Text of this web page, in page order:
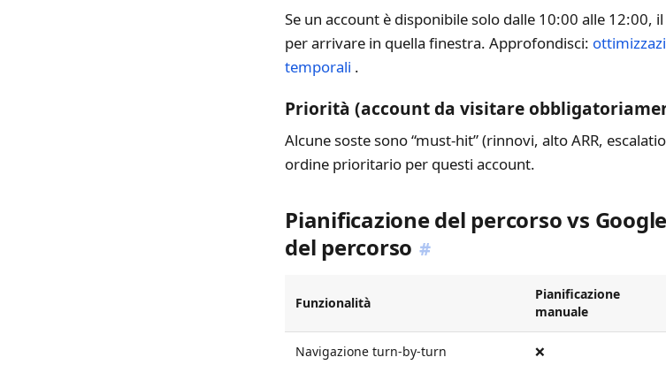
Se un account è disponibile solo dalle 10:00 alle 12:00,
per arrivare in quella finestra. Approfondisci:
temporali .
Priorità (account da visitare
Alcune soste sono “must-hit” (rinnovi, alto ARR,
ordine prioritario per questi account.
Pianificazione del percorso vs
del percorso #
Funzionalità
Pianificazione
manuale
Navigazione turn-by-turn ❌